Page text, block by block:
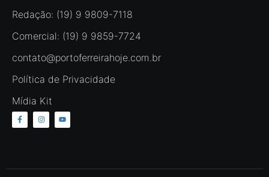
Redação: (19) 9 9809-7118
Comercial: (19) 9 9859-7724
contato@portoferreirahoje.com.br
Política de Privacidade
Mídia Kit